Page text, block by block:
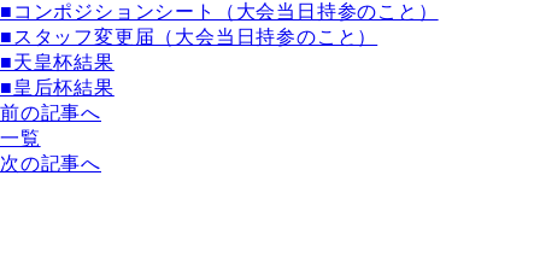
■コンポジションシート（大会当日持参のこと）
■スタッフ変更届（大会当日持参のこと）
■天皇杯結果
■皇后杯結果
前の記事へ
一覧
次の記事へ